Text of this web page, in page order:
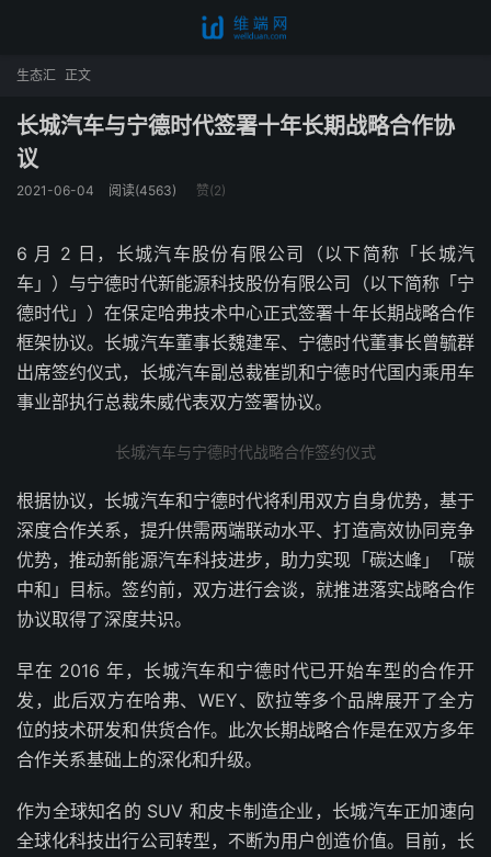
生态汇 正文
长城汽车与宁德时代签署十年长期战略合作协
议
2021-06-04 阅读(4563) 赞(2)
6 月 2 日，长城汽车股份有限公司（以下简称「长城汽
车」）与宁德时代新能源科技股份有限公司（以下简称「宁
德时代」）在保定哈弗技术中心正式签署十年长期战略合作
框架协议。长城汽车董事长魏建军、宁德时代董事长曾毓群
出席签约仪式，长城汽车副总裁崔凯和宁德时代国内乘用车
事业部执行总裁朱威代表双方签署协议。
长城汽车与宁德时代战略合作签约仪式
根据协议，长城汽车和宁德时代将利用双方自身优势，基于
深度合作关系，提升供需两端联动水平、打造高效协同竞争
优势，推动新能源汽车科技进步，助力实现「碳达峰」「碳
中和」目标。签约前，双方进行会谈，就推进落实战略合作
协议取得了深度共识。
早在 2016 年，长城汽车和宁德时代已开始车型的合作开
发，此后双方在哈弗、WEY、欧拉等多个品牌展开了全方
位的技术研发和供货合作。此次长期战略合作是在双方多年
合作关系基础上的深化和升级。
作为全球知名的 SUV 和皮卡制造企业，长城汽车正加速向
全球化科技出行公司转型，不断为用户创造价值。目前，长